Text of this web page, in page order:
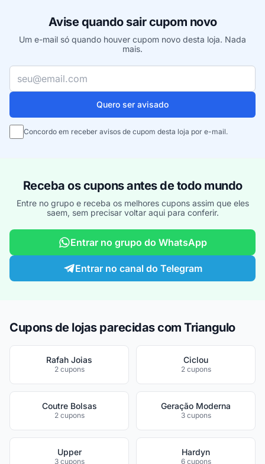
Avise quando sair cupom novo
Um e-mail só quando houver cupom novo desta loja. Nada
mais.
Seu e-mail
Quero ser avisado
Concordo em receber avisos de cupom desta loja por e-mail.
Receba os cupons antes de todo mundo
Entre no grupo e receba os melhores cupons assim que eles
saem, sem precisar voltar aqui para conferir.
Entrar no grupo do WhatsApp
Entrar no canal do Telegram
Cupons de lojas parecidas com Triangulo
Rafah Joias
2 cupons
Ciclou
2 cupons
Coutre Bolsas
2 cupons
Geração Moderna
3 cupons
Upper
3 cupons
Hardyn
6 cupons